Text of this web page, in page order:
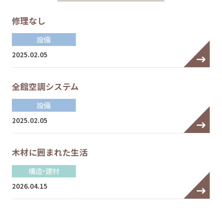
修理なし
設備
2025.02.05
全館空調システム
設備
2025.02.05
木材に囲まれた生活
構造・建材
2026.04.15